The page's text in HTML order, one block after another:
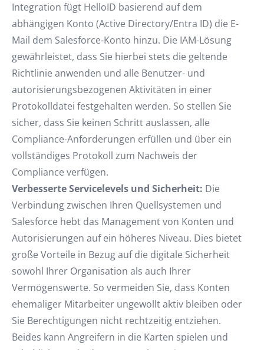
Integration fügt HelloID basierend auf dem
abhängigen Konto (Active Directory/Entra ID) die E-
Mail dem Salesforce-Konto hinzu. Die IAM-Lösung
gewährleistet, dass Sie hierbei stets die geltende
Richtlinie anwenden und alle Benutzer- und
autorisierungsbezogenen Aktivitäten in einer
Protokolldatei festgehalten werden. So stellen Sie
sicher, dass Sie keinen Schritt auslassen, alle
Compliance-Anforderungen erfüllen und über ein
vollständiges Protokoll zum Nachweis der
Compliance verfügen.
Verbesserte Servicelevels und Sicherheit: Die
Verbindung zwischen Ihren Quellsystemen und
Salesforce hebt das Management von Konten und
Autorisierungen auf ein höheres Niveau. Dies bietet
große Vorteile in Bezug auf die digitale Sicherheit
sowohl Ihrer Organisation als auch Ihrer
Vermögenswerte. So vermeiden Sie, dass Konten
ehemaliger Mitarbeiter ungewollt aktiv bleiben oder
Sie Berechtigungen nicht rechtzeitig entziehen.
Beides kann Angreifern in die Karten spielen und